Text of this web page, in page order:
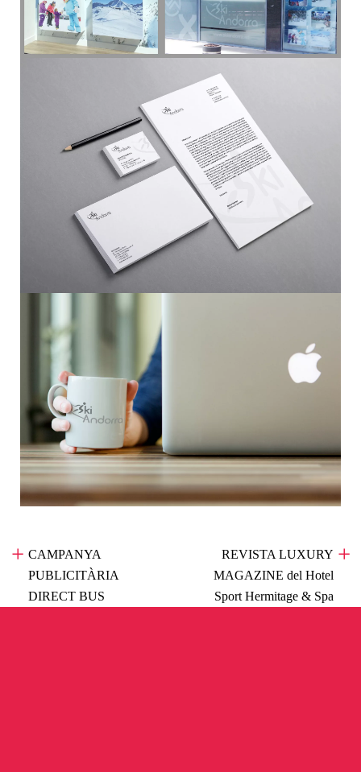
REVISTA LUXURY
MAGAZINE del Hotel
Sport Hermitage & Spa
CAMPANYA
PUBLICITÀRIA
DIRECT BUS